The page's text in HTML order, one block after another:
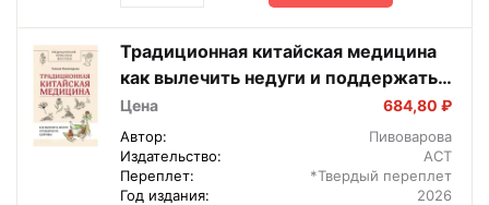
Традиционная китайская медицина
как вылечить недуги и поддержать
здоровье
Цена 684,80 ₽
Автор:
Пивоварова
Издательство:
АСТ
Переплет:
*Твердый переплет
Год издания:
2026